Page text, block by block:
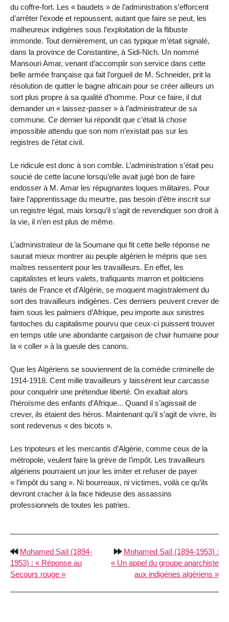
du coffre-fort. Les « baudets » de l’administration s’efforcent
d’arrêter l’exode et repoussent, autant que faire se peut, les
malheureux indigènes sous l’exploitation de la flibuste
immonde. Tout dernièrement, un cas typique m’était signalé,
dans la province de Constantine, à Sidi-Nich. Un nommé
Mansouri Amar, venant d’accomplir son service dans cette
belle armée française qui fait l’orgueil de M. Schneider, prit la
résolution de quitter le bagne africain pour se créer ailleurs un
sort plus propre à sa qualité d’homme. Pour ce faire, il dut
demander un « laissez-passer » à l’administrateur de sa
commune. Ce dernier lui répondit que c’était là chose
impossible attendu que son nom n’existait pas sur les
registres de l’état civil.
Le ridicule est donc à son comble. L’administration s’était peu
soucié de cette lacune lorsqu’elle avait jugé bon de faire
endosser à M. Amar les répugnantes loques militaires. Pour
faire l’apprentissage du meurtre, pas besoin d’être inscrit sur
un registre légal, mais lorsqu’il s’agit de revendiquer son droit à
la vie, il n’en est plus de même.
L’administrateur de la Soumane qui fit cette belle réponse ne
saurait mieux montrer au peuple algérien le mépris que ses
maîtres ressentent pour les travailleurs. En effet, les
capitalistes et leurs valets, trafiquants marron et politiciens
tarés de France et d’Algérie, se moquent magistralement du
sort des travailleurs indigènes. Ces derniers peuvent crever de
faim sous les palmiers d’Afrique, peu importe aux sinistres
fantoches du capitalisme pourvu que ceux-ci puissent trouver
en temps utile une abondante cargaison de chair humaine pour
la « coller » à la gueule des canons.
Que les Algériens se souviennent de la comédie criminelle de
1914-1918. Cent mille travailleurs y laissèrent leur carcasse
pour conquérir une prétendue liberté. On exaltait alors
l’héroïsme des enfants d’Afrique... Quand il s’agissait de
crever, ils étaient des héros. Maintenant qu’il s’agit de vivre, ils
sont redevenus « des bicots ».
Les tripoteurs et les mercantis d’Algérie, comme ceux de la
métropole, veulent faire la grève de l’impôt. Les travailleurs
algériens pourraient un jour les imiter et refuser de payer
« l’impôt du sang ». Ni bourreaux, ni victimes, voilà ce qu’ils
devront cracher à la face hideuse des assassins
professionnels de toutes les patries.
Mohamed Saïl (1894-
1953) : « Réponse au
Secours rouge »
Mohamed Saïl (1894-1953) :
« Un appel du groupe anarchiste
aux indigènes algériens »